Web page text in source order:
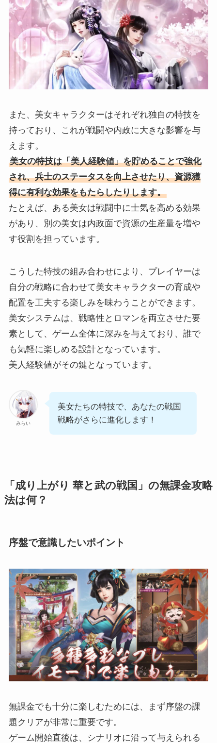
また、美女キャラクターはそれぞれ独自の特技を
持っており、これが戦闘や内政に大きな影響を与
えます。
美女の特技は「美人経験値」を貯めることで強化
され、兵士のステータスを向上させたり、資源獲
得に有利な効果をもたらしたりします。
たとえば、ある美女は戦闘中に士気を高める効果
があり、別の美女は内政面で資源の生産量を増や
す役割を担っています。
こうした特技の組み合わせにより、プレイヤーは
自分の戦略に合わせて美女キャラクターの育成や
配置を工夫する楽しみを味わうことができます。
美女システムは、戦略性とロマンを両立させた要
素として、ゲーム全体に深みを与えており、誰で
も気軽に楽しめる設計となっています。
美人経験値がその鍵となっています。
みらい
美女たちの特技で、あなたの戦国
戦略がさらに進化します！
「成り上がり 華と武の戦国」の無課金攻略
法は何？
序盤で意識したいポイント
無課金でも十分に楽しむためには、まず序盤の課
題クリアが非常に重要です。
ゲーム開始直後は、シナリオに沿って与えられる